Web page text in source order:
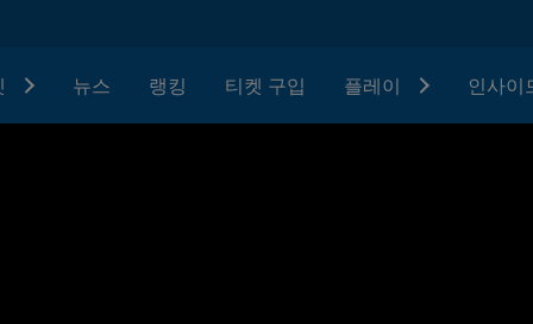
뉴스 랭킹 티켓 구입 플레이 인사이